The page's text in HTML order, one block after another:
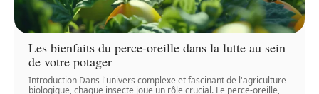
Les bienfaits du perce-oreille dans la lutte au sein
de votre potager
Introduction Dans l'univers complexe et fascinant de l'agriculture
biologique, chaque insecte joue un rôle crucial. Le perce-oreille,